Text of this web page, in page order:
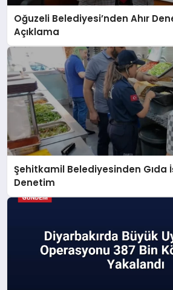
Oğuzeli Belediyesi’nden Ahır
Açıklama
Şehitkamil Belediyesinden Gıda
Denetim